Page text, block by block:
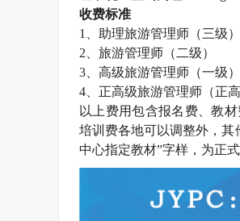
收费标准
1
、助理旅游管理师（三级）
2 、旅游管理师（二级）
3 、高级旅游管理师（一级）
4 、正高级旅游管理师（正
以上费用包含报名费、教
培训费各地可以调整外，
中心指定教材”字样，为正式